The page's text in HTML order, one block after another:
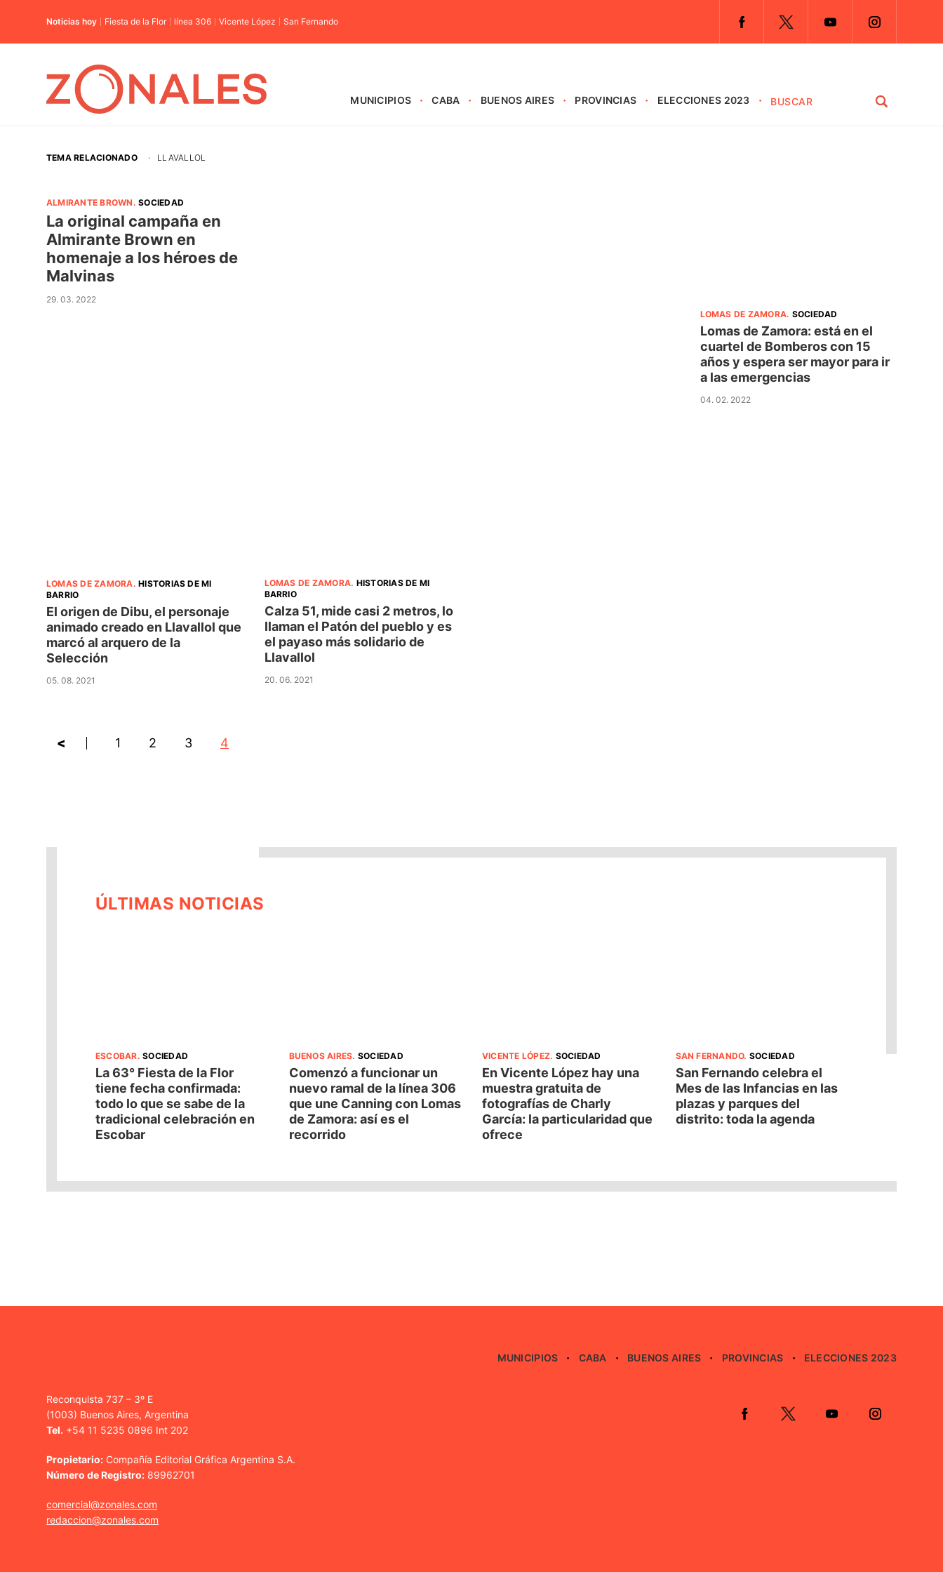
Noticias hoy Fiesta de la Flor línea 306 Vicente López San Fernando
MUNICIPIOS CABA BUENOS AIRES PROVINCIAS ELECCIONES 2023
TEMA RELACIONADO · LLAVALLOL
ALMIRANTE BROWN .SOCIEDAD
La original campaña en
Almirante Brown en
homenaje a los héroes de
Malvinas
29. 03. 2022
LOMAS DE ZAMORA. SOCIEDAD
Lomas de Zamora: está en el
cuartel de Bomberos con 15
años y espera ser mayor para ir
a las emergencias
04. 02. 2022
LOMAS DE ZAMORA.HISTORIAS DE MI
BARRIO
El origen de Dibu, el personaje
animado creado en Llavallol que
marcó al arquero de la
Selección
05. 08. 2021
LOMAS DE ZAMORA. HISTORIAS DE MI
BARRIO
Calza 51, mide casi 2 metros, lo
llaman el Patón del pueblo y es
el payaso más solidario de
Llavallol
20. 06. 2021
< 1 2 3 4
ÚLTIMAS NOTICIAS
ESCOBAR.SOCIEDAD
La 63° Fiesta de la Flor
tiene fecha confirmada:
todo lo que se sabe de la
tradicional celebración en
Escobar
BUENOS AIRES. SOCIEDAD
Comenzó a funcionar un
nuevo ramal de la línea 306
que une Canning con Lomas
de Zamora: así es el
recorrido
VICENTE LÓPEZ. SOCIEDAD
En Vicente López hay una
muestra gratuita de
fotografías de Charly
García: la particularidad que
ofrece
SAN FERNANDO. SOCIEDAD
San Fernando celebra el
Mes de las Infancias en las
plazas y parques del
distrito: toda la agenda
MUNICIPIOS CABA BUENOS AIRES PROVINCIAS ELECCIONES 2023
Reconquista 737 – 3º E
(1003) Buenos Aires, Argentina
Tel. +54 11 5235 0896 Int 202
Propietario: Compañía Editorial Gráfica Argentina S.A.
Número de Registro: 89962701
comercial@zonales.com
redaccion@zonales.com